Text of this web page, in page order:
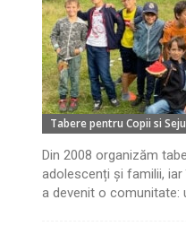
Tabere pentru Copii si
Din 2008 organizăm
adolescenți și familii,
a devenit o comunitate: